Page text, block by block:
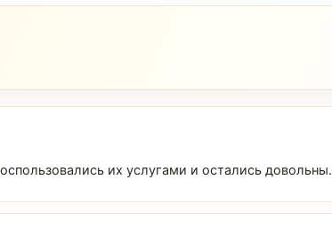
их услугами и остались довольны.